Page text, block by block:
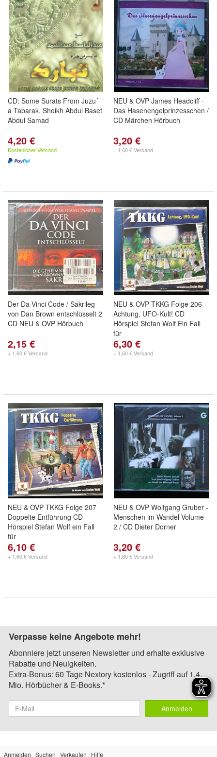
CD: Some Surats From Juzu´
a Tabarak, Sheikh Abdul Baset
Abdul Samad
4,20 €
Kostenloser Versand
NEU & OVP James Headcliff -
Das Hasenengelprinzesschen /
CD Märchen Hörbuch
3,20 €
+ 1,60 € Versand
Der Da Vinci Code / Sakrileg
von Dan Brown entschlüsselt 2
CD NEU & OVP Hörbuch
2,15 €
+ 1,60 € Versand
NEU & OVP TKKG Folge 206
Achtung, UFO-Kult! CD
Hörspiel Stefan Wolf Ein Fall
für
6,30 €
+ 1,60 € Versand
NEU & OVP TKKG Folge 207
Doppelte Entführung CD
Hörspiel Stefan Wolf ein Fall
für
6,10 €
+ 1,60 € Versand
NEU & OVP Wolfgang Gruber -
Menschen im Wandel Volume
2 / CD Dieter Dorner
3,20 €
+ 1,60 € Versand
Verpasse keine Angebote mehr!
Abonniere jetzt unseren Newsletter und erhalte exklusive
Rabatte und Neuigkeiten.
Extra-Bonus: 60 Tage Nextory kostenlos - Zugriff auf 1,4
Mio. Hörbücher & E-Books.*
Anmelden
Anmelden Suchen Verkaufen Hilfe